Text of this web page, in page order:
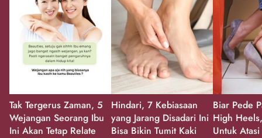
Tak Tergerus Zaman, 5
Wejangan Seorang Ibu
Ini Akan Tetap Relate
Hindari, 7 Kebiasaan
yang Jarang Disadari Ini
Bisa Bikin Tumit Kaki
Biar Pede
High
Untuk